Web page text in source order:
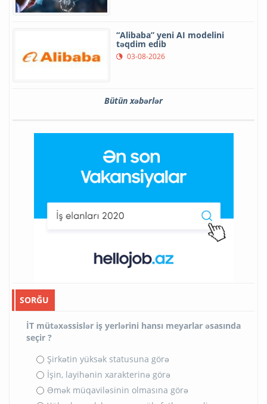
“Alibaba” yeni AI modelini
təqdim edib
03-08-2026
Bütün xəbərlər
SORĞU
İT mütəxəssislər iş yerlərini hansı meyarlar əsasında
seçir ?
Şirkətin yüksək statusuna görə
İşin, layihənin xarakterinə görə
Əmək müqaviləsinin olmasına görə